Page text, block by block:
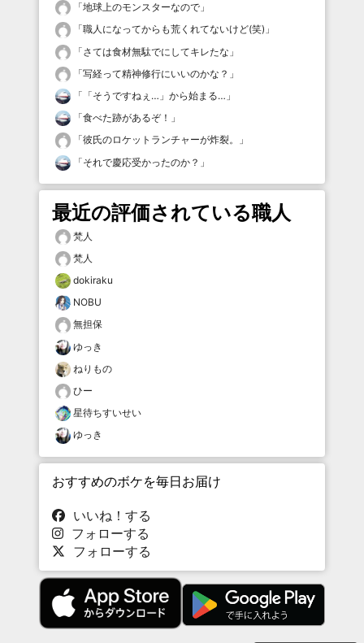
「地球上のモンスターなので 」
「職人になってからも荒くれてないけど(笑) 」
「さては食材無駄でにしてキレたな 」
「写経って精神修行にいいのかな？ 」
「 「そうですねぇ…」から始まる… 」
「食べた跡があるぞ！ 」
「彼氏のロケットランチャーが炸裂。
」
「それで慶応受かったのか？ 」
最近の評価されている職人
梵人
梵人
dokiraku
NOBU
無担保
ゆっき
ねりもの
ひー
星待ちすいせい
ゆっき
おすすめのボケを毎日お届け
いいね！する
フォローする
フォローする